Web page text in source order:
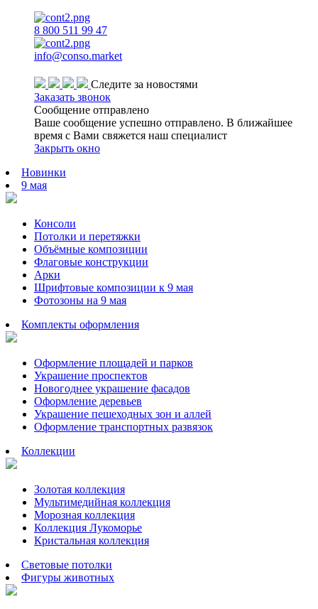
8 800 511 99 47
info@conso.market
Следите за новостями
Заказать звонок
Сообщение отправлено
Ваше сообщение успешно отправлено. В ближайшее
время с Вами свяжется наш специалист
Закрыть окно
Новинки
9 мая
Консоли
Потолки и перетяжки
Объёмные композиции
Флаговые конструкции
Арки
Шрифтовые композиции к 9 мая
Фотозоны на 9 мая
Комплекты оформления
Оформление площадей и парков
Украшение проспектов
Новогоднее украшение фасадов
Оформление деревьев
Украшение пешеходных зон и аллей
Оформление транспортных развязок
Коллекции
Золотая коллекция
Мультимедийная коллекция
Морозная коллекция
Коллекция Лукоморье
Кристальная коллекция
Световые потолки
Фигуры животных